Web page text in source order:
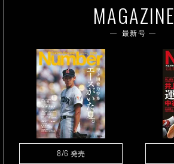
MAGAZINE
最新号
8/6 発売